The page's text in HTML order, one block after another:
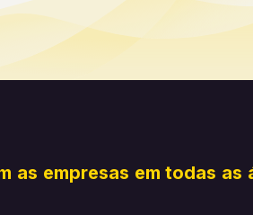
as empresas em todas as